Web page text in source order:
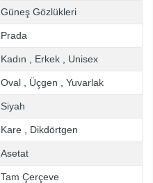
Güneş Gözlükleri
Prada
Kadın Erkek Unisex
Oval Üçgen Yuvarlak
Siyah
Kare Dikdörtgen
Asetat
Tam Çerçeve